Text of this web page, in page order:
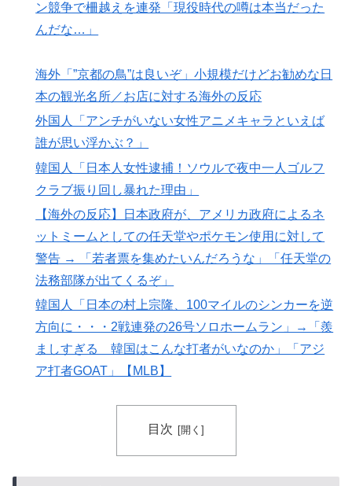
てるらしい！ｗ」外国人が驚いた日本の商品と
は・・・？【海外の反応】
間！！
▶ 外国人「アジア杯で優勝するんだ」日本代表、W杯ポッ
ト1入りに現実味!?2030大会で出場枠「64」なら追い風
に！アメリカ人もポット1争いに熱視線！【海外の反
応】
▶
海外「今年、夏の暑さが厳しい日本でこんなものが売れ
てるらしい！ｗ」外国人が驚いた日本の商品と
は・・・？【海外の反応】
▶ 【海外の反応】“新タナスコ”のディアスが地雷すぎる件
▶
【韓国サッカー】性接待で審判買収！W杯予選7戦無敗
の裏側
海外「プレミアのレベルか？」ブライトンが上田綺世の
獲得に動き出して海外大騒ぎ！（海外の反応）
→ 「まだまだ7.5ゲーム差もあるんだぞ」「毎年暑い季
節に負けることが増えるけど結局10月には勝って終わる
んだよ」
ン競争で柵越えを連発「現役時代の噂は本当だった
んだな…」
海外「”京都の鳥”は良いぞ」小規模だけどお勧めな日
本の観光名所／お店に対する海外の反応
外国人「アンチがいない女性アニメキャラといえば
誰が思い浮かぶ？」
韓国人「日本人女性逮捕！ソウルで夜中一人ゴルフ
クラブ振り回し暴れた理由」
【海外の反応】日本政府が、アメリカ政府によるネ
ットミームとしての任天堂やポケモン使用に対して
警告 → 「若者票を集めたいんだろうな」「任天堂の
法務部隊が出てくるぞ」
韓国人「日本の村上宗隆、100マイルのシンカーを逆
方向に・・・2戦連発の26号ソロホームラン」→「羨
ましすぎる 韓国はこんな打者がいなのか」「アジ
ア打者GOAT」【MLB】
目次